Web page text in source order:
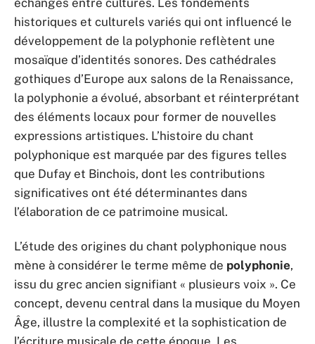
historiques et culturels variés qui ont influencé le
développement de la polyphonie reflètent une
mosaïque d’identités sonores. Des cathédrales
gothiques d’Europe aux salons de la Renaissance,
la polyphonie a évolué, absorbant et réinterprétant
des éléments locaux pour former de nouvelles
expressions artistiques. L’histoire du chant
polyphonique est marquée par des figures telles
que Dufay et Binchois, dont les contributions
significatives ont été déterminantes dans
l’élaboration de ce patrimoine musical.
L’étude des origines du chant polyphonique nous
mène à considérer le terme même de polyphonie,
issu du grec ancien signifiant « plusieurs voix ». Ce
concept, devenu central dans la musique du Moyen
Âge, illustre la complexité et la sophistication de
l’écriture musicale de cette époque. Les